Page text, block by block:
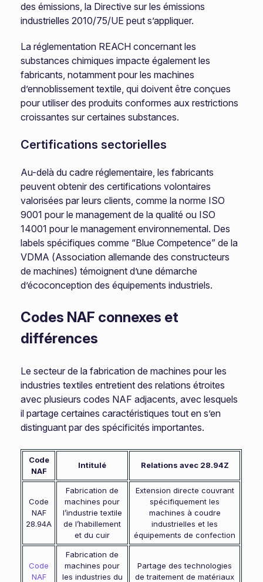
des émissions, la Directive sur les émissions
industrielles 2010/75/UE peut s’appliquer.
La réglementation REACH concernant les
substances chimiques impacte également les
fabricants, notamment pour les machines
d’ennoblissement textile, qui doivent être conçues
pour utiliser des produits conformes aux restrictions
croissantes sur certaines substances.
Certifications sectorielles
Au-delà du cadre réglementaire, les fabricants
peuvent obtenir des certifications volontaires
valorisées par leurs clients, comme la norme ISO
9001 pour le management de la qualité ou ISO
14001 pour le management environnemental. Des
labels spécifiques comme “Blue Competence” de la
VDMA (Association allemande des constructeurs
de machines) témoignent d’une démarche
d’écoconception des équipements industriels.
Codes NAF connexes et
différences
Le secteur de la fabrication de machines pour les
industries textiles entretient des relations étroites
avec plusieurs codes NAF adjacents, avec lesquels
il partage certaines caractéristiques tout en s’en
distinguant par des spécificités importantes.
Code
NAF
Intitulé Relations avec 28.94Z
Code
NAF
28.94A
Fabrication de
machines pour
l’industrie textile
de l’habillement
et du cuir
Extension directe couvrant
spécifiquement les
machines à coudre
industrielles et les
équipements de confection
Code
NAF
Fabrication de
machines pour
les industries du
Partage des technologies
de traitement de matériaux